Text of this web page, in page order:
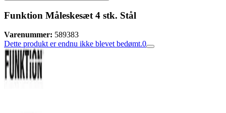
Funktion Måleskesæt 4 stk. Stål
Varenummer: 589383
Dette produkt er endnu ikke blevet bedømt.0